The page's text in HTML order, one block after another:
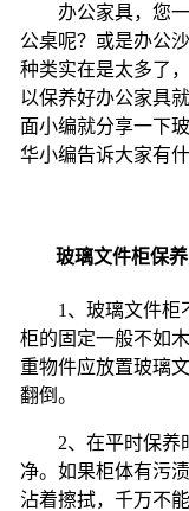
办公家具，您一
公桌呢？或是办公
种类实在是太多了
以保养好办公家具
面小编就分享一下
华小编告诉大家有
玻璃文件柜保养
1 、玻璃文件柜
柜的固定一般不如
重物件应放置玻璃
翻倒。
2、在平时保养
净。如果柜体有污
沾着擦拭，千万不